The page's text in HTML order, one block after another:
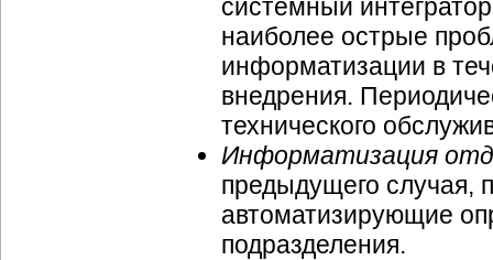
системный
наиболее острые
информатизации в
внедрения.
технического
Информатизация
предыдущего случая,
автоматизирующие
подразделения.